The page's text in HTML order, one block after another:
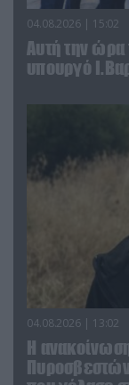
04.08.2026 | 15:02
Αυτή την ώρα
υπουργό
04.08.2026 | 13:02
Η
Πυροσβεστών